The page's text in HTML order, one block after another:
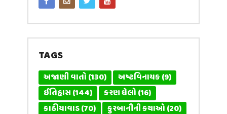
TAGS
અજાણી વાતો(130) અષ્ટવિનાયક(9)
ઈતિહાસ(144) કરણ ઘેલો(16)
કાઠીયાવાડ(70) કુરબાનીની કથાઓ(20)